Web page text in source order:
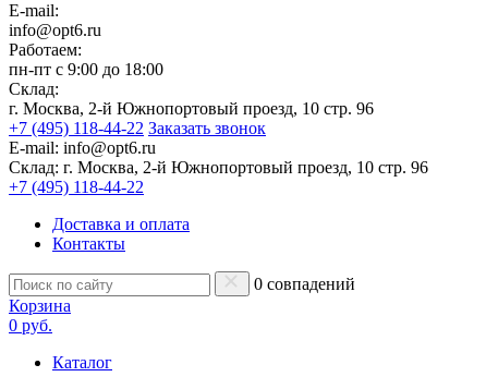
E-mail:
info@opt6.ru
Работаем:
пн-пт с 9:00 до 18:00
Склад:
г. Москва, 2-й Южнопортовый проезд, 10 стр. 96
+7 (495) 118-44-22 Заказать звонок
E-mail: info@opt6.ru
Склад: г. Москва, 2-й Южнопортовый проезд, 10 стр. 96
+7 (495) 118-44-22
Доставка и оплата
Контакты
0 совпадений
Корзина
0 руб.
Каталог